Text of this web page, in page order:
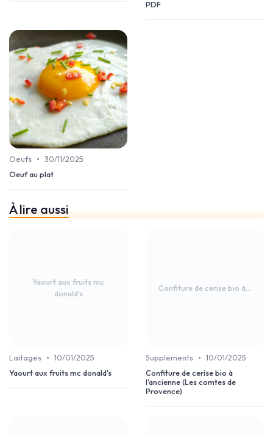
PDF
Oeufs • 30/11/2025
Oeuf au plat
À lire aussi
Yaourt aux fruits mc
donald's
Laitages • 10/01/2025
Yaourt aux fruits mc donald's
Confiture de cerise bio à...
Supplements • 10/01/2025
Confiture de cerise bio à
l'ancienne (Les comtes de
Provence)